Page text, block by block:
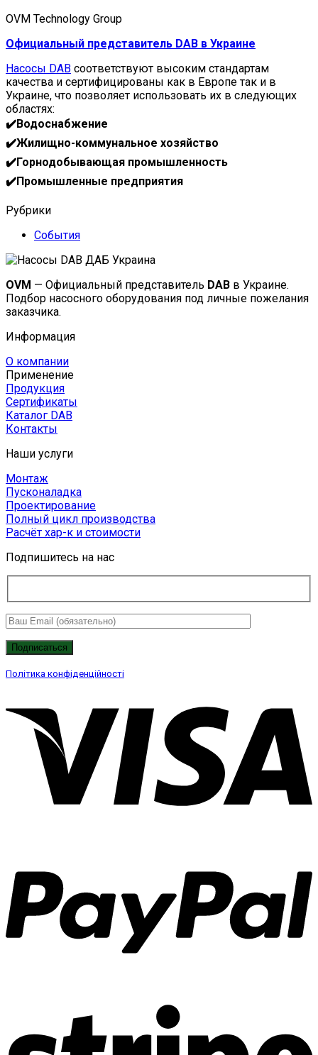
OVM Technology Group
Официальный представитель DAB в Украине
Насосы DAB соответствуют высоким стандартам
качества и сертифицированы как в Европе так и в
Украине, что позволяет использовать их в следующих
областях:
✔️Водоснабжение
✔️Жилищно-коммунальное хозяйство
✔️Горнодобывающая промышленность
✔️Промышленные предприятия
Рубрики
События
OVM — Официальный представитель DAB в Украине.
Подбор насосного оборудования под личные пожелания
заказчика.
Информация
О компании
Применение
Продукция
Сертификаты
Каталог DAB
Контакты
Наши услуги
Монтаж
Пусконаладка
Проектирование
Полный цикл производства
Расчёт хар-к и стоимости
Подпишитесь на нас
Політика конфіденційності